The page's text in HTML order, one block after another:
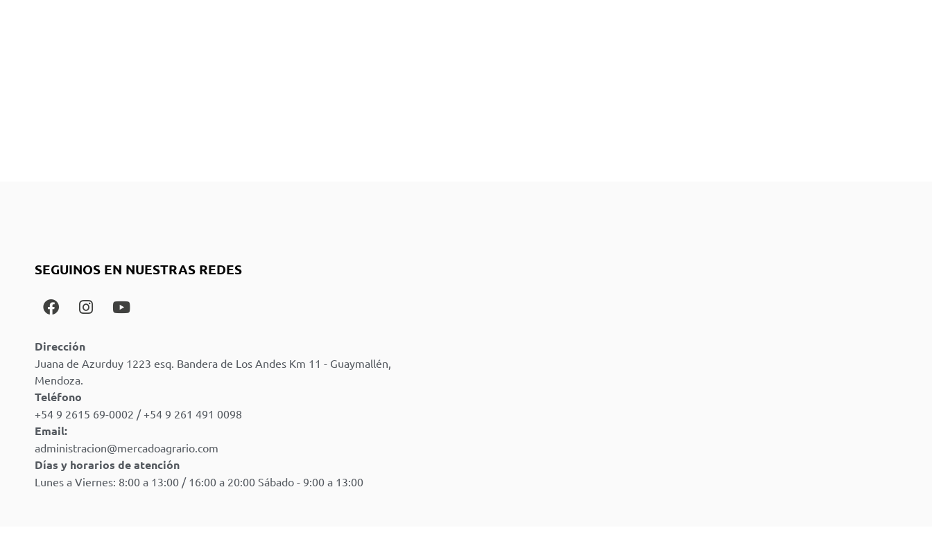
SEGUINOS EN NUESTRAS REDES
Dirección
Juana de Azurduy 1223 esq. Bandera de Los Andes Km 11 - Guaymallén,
Mendoza.
Teléfono
+54 9 2615 69-0002 / +54 9 261 491 0098
Email:
administracion@mercadoagrario.com
Días y horarios de atención
Lunes a Viernes: 8:00 a 13:00 / 16:00 a 20:00 Sábado - 9:00 a 13:00